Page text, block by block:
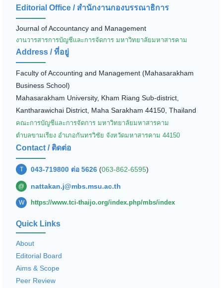
Editorial Office / สำนักงานกองบรรณาธิการ
Journal of Accountancy and Management
งานวารสารการบัญชีและการจัดการ มหาวิทยาลัยมหาสารคาม
Address / ที่อยู่
Faculty of Accounting and Management (Mahasarakham
Business School)
Mahasarakham University, Kham Riang Sub-district,
Kantharawichai District, Maha Sarakham 44150, Thailand
คณะการบัญชีและการจัดการ มหาวิทยาลัยมหาสารคาม
ตำบลขามเรียง อำเภอกันทรวิชัย จังหวัดมหาสารคาม 44150
Contact / ติดต่อ
T 043-719800 ต่อ 5626 (063-862-6595)
@ nattakan.j@mbs.msu.ac.th
W https://www.tci-thaijo.org/index.php/mbs/index
Quick Links
About
Editorial Board
Aims & Scope
Peer Review